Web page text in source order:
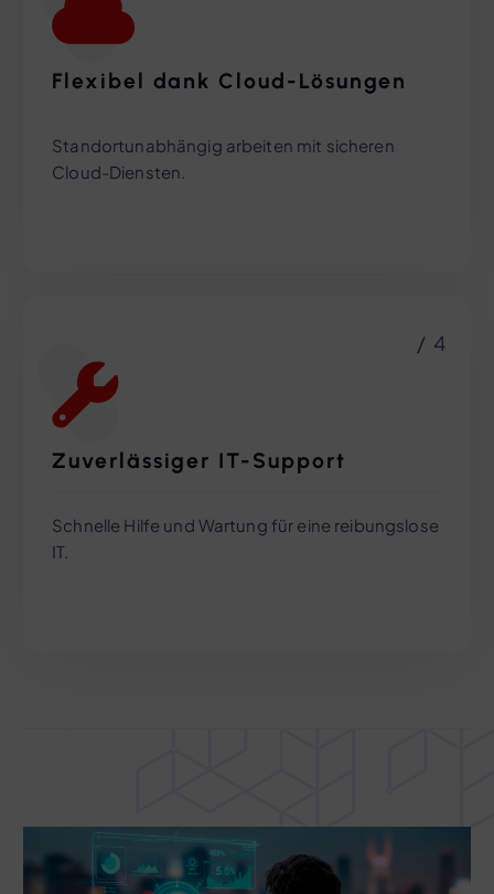
Flexibel dank Cloud-Lösungen
Standortunabhängig arbeiten mit sicheren
Cloud-Diensten.
/ 4
Zuverlässiger IT-Support
Schnelle Hilfe und Wartung für eine reibungslose
IT.